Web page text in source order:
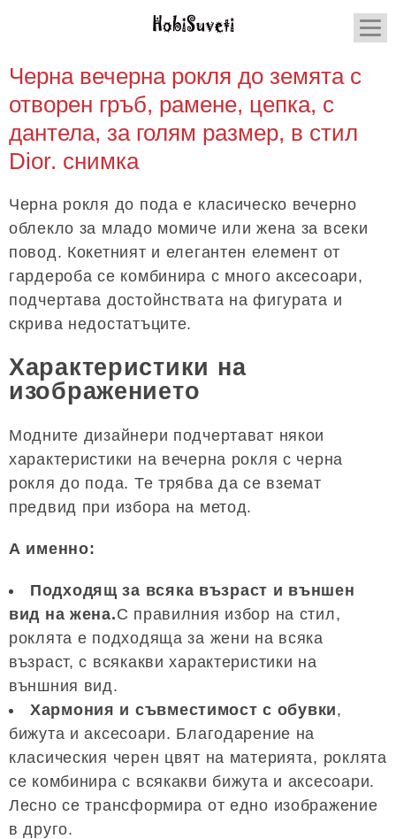
Черна вечерна рокля до земята с
отворен гръб, рамене, цепка, с
дантела, за голям размер, в стил
Dior. снимка
Черна рокля до пода е класическо вечерно
облекло за младо момиче или жена за всеки
повод. Кокетният и елегантен елемент от
гардероба се комбинира с много аксесоари,
подчертава достойнствата на фигурата и
скрива недостатъците.
Характеристики на
изображението
Модните дизайнери подчертават някои
характеристики на вечерна рокля с черна
рокля до пода. Те трябва да се вземат
предвид при избора на метод.
А именно:
Подходящ за всяка възраст и външен
вид на жена.С правилния избор на стил,
роклята е подходяща за жени на всяка
възраст, с всякакви характеристики на
външния вид.
Хармония и съвместимост с обувки,
бижута и аксесоари. Благодарение на
класическия черен цвят на материята, роклята
се комбинира с всякакви бижута и аксесоари.
Лесно се трансформира от едно изображение
в друго.